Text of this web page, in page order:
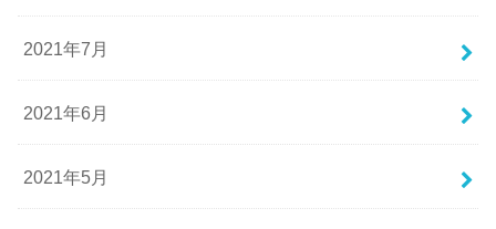
2021年7月
2021年6月
2021年5月